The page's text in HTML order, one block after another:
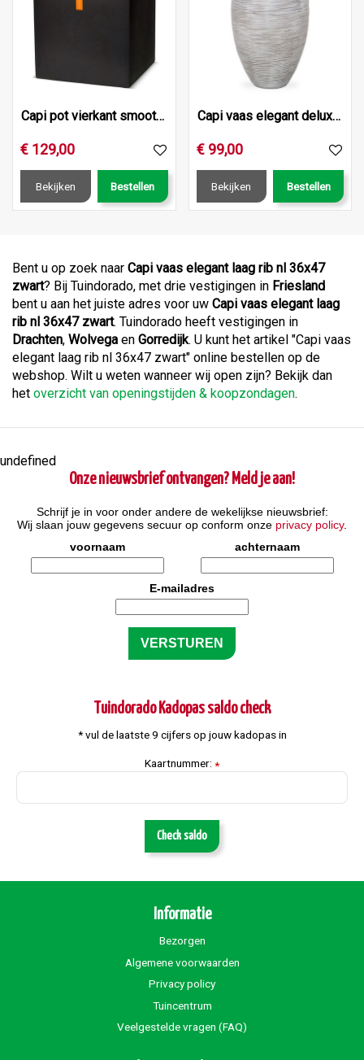
Capi pot vierkant smooth nl 50x50x50 zwart
€ 129,00
Bekijken Bestellen
Capi vaas elegant deluxe rib nl 40x30 ivoor
€ 99,00
Bekijken Bestellen
Bent u op zoek naar Capi vaas elegant laag rib nl 36x47
zwart? Bij Tuindorado, met drie vestigingen in Friesland
bent u aan het juiste adres voor uw Capi vaas elegant laag
rib nl 36x47 zwart. Tuindorado heeft vestigingen in
Drachten, Wolvega en Gorredijk. U kunt het artikel "Capi vaas
elegant laag rib nl 36x47 zwart" online bestellen op de
webshop. Wilt u weten wanneer wij open zijn? Bekijk dan
het overzicht van openingstijden & koopzondagen.
undefined
Onze nieuwsbrief ontvangen? Meld je aan!
Schrijf je in voor onder andere de wekelijkse nieuwsbrief:
Wij slaan jouw gegevens secuur op conform onze privacy policy.
voornaam
achternaam
E-mailadres
Tuindorado Kadopas saldo check
* vul de laatste 9 cijfers op jouw kadopas in
Kaartnummer: *
Check saldo
Informatie
Bezorgen
Algemene voorwaarden
Privacy policy
Tuincentrum
Veelgestelde vragen (FAQ)